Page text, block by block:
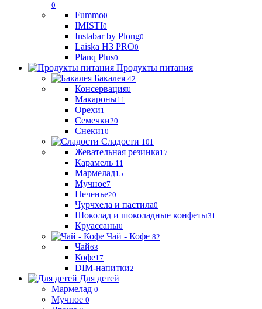
0
Fummo0
IMISTI0
Instabar by Plong0
Laiska H3 PRO0
Planq Plus0
Продукты питания
Бакалея 42
Консервация0
Макароны11
Орехи1
Семечки20
Снеки10
Сладости 101
Жевательная резинка17
Карамель 11
Мармелад15
Мучное7
Печенье20
Чурчхела и пастила0
Шоколад и шоколадные конфеты31
Круассаны0
Чай - Кофе 82
Чай63
Кофе17
DIM-напитки2
Для детей
Мармелад 0
Мучное 0